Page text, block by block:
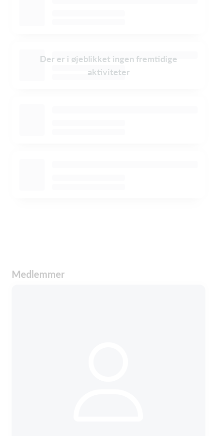
Der er i øjeblikket ingen fremtidige
aktiviteter
Medlemmer